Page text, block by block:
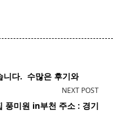
니다. ​ 수많은 후기와
NEXT POST
풍미원 in부천 주소 : 경기